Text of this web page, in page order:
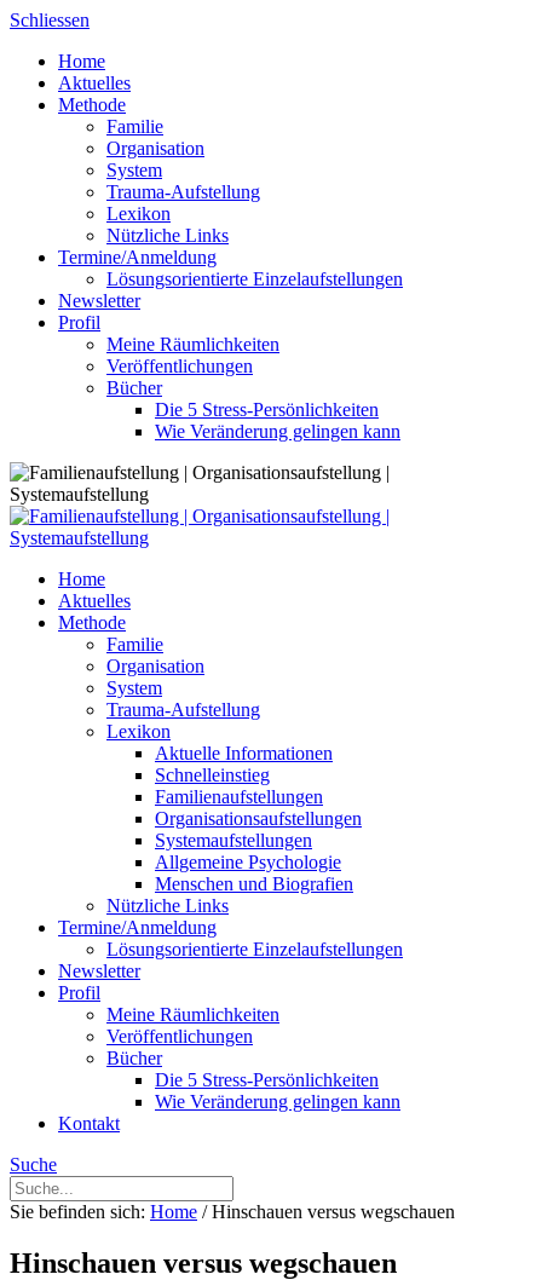
Skip
content
Schliessen
Home
Aktuelles
Methode
Familie
Organisation
System
Trauma-Aufstellung
Lexikon
Nützliche Links
Termine/Anmeldung
Lösungsorientierte Einzelaufstellungen
Newsletter
Profil
Meine Räumlichkeiten
Veröffentlichungen
Bücher
Die 5 Stress-Persönlichkeiten
Wie Veränderung gelingen kann
Home
Aktuelles
Methode
Familie
Organisation
System
Trauma-Aufstellung
Lexikon
Aktuelle Informationen
Schnelleinstieg
Familienaufstellungen
Organisationsaufstellungen
Systemaufstellungen
Allgemeine Psychologie
Menschen und Biografien
Nützliche Links
Termine/Anmeldung
Lösungsorientierte Einzelaufstellungen
Newsletter
Profil
Meine Räumlichkeiten
Veröffentlichungen
Bücher
Die 5 Stress-Persönlichkeiten
Wie Veränderung gelingen kann
Kontakt
Suche
Sie befinden sich: Home / Hinschauen versus wegschauen
Hinschauen versus wegschauen